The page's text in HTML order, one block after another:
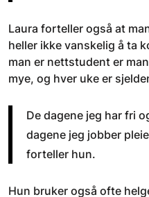
Laura forteller også at
heller ikke vanskelig å ta
man er nettstudent er
mye, og hver uke er
De dagene jeg har fri
dagene jeg jobber
forteller hun.
Hun bruker også ofte